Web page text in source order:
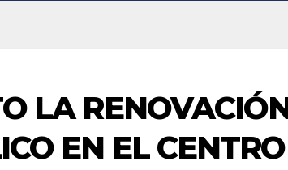
LA
EN EL CENTRO